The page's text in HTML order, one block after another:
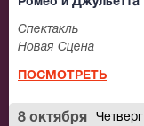
Ромео и Джульетта
Спектакль
Новая Сцена
ПОСМОТРЕТЬ
8 октября Четверг